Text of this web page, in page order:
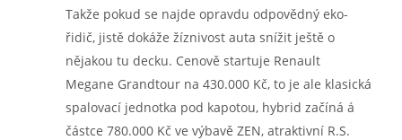
Takže pokud se najde opravdu odpovědný eko-
řidič, jistě dokáže žíznivost auta snížit ještě o
nějakou tu decku. Cenově startuje Renault
Megane Grandtour na 430.000 Kč, to je ale klasická
spalovací jednotka pod kapotou, hybrid začíná á
částce 780.000 Kč ve výbavě ZEN, atraktivní R.S.